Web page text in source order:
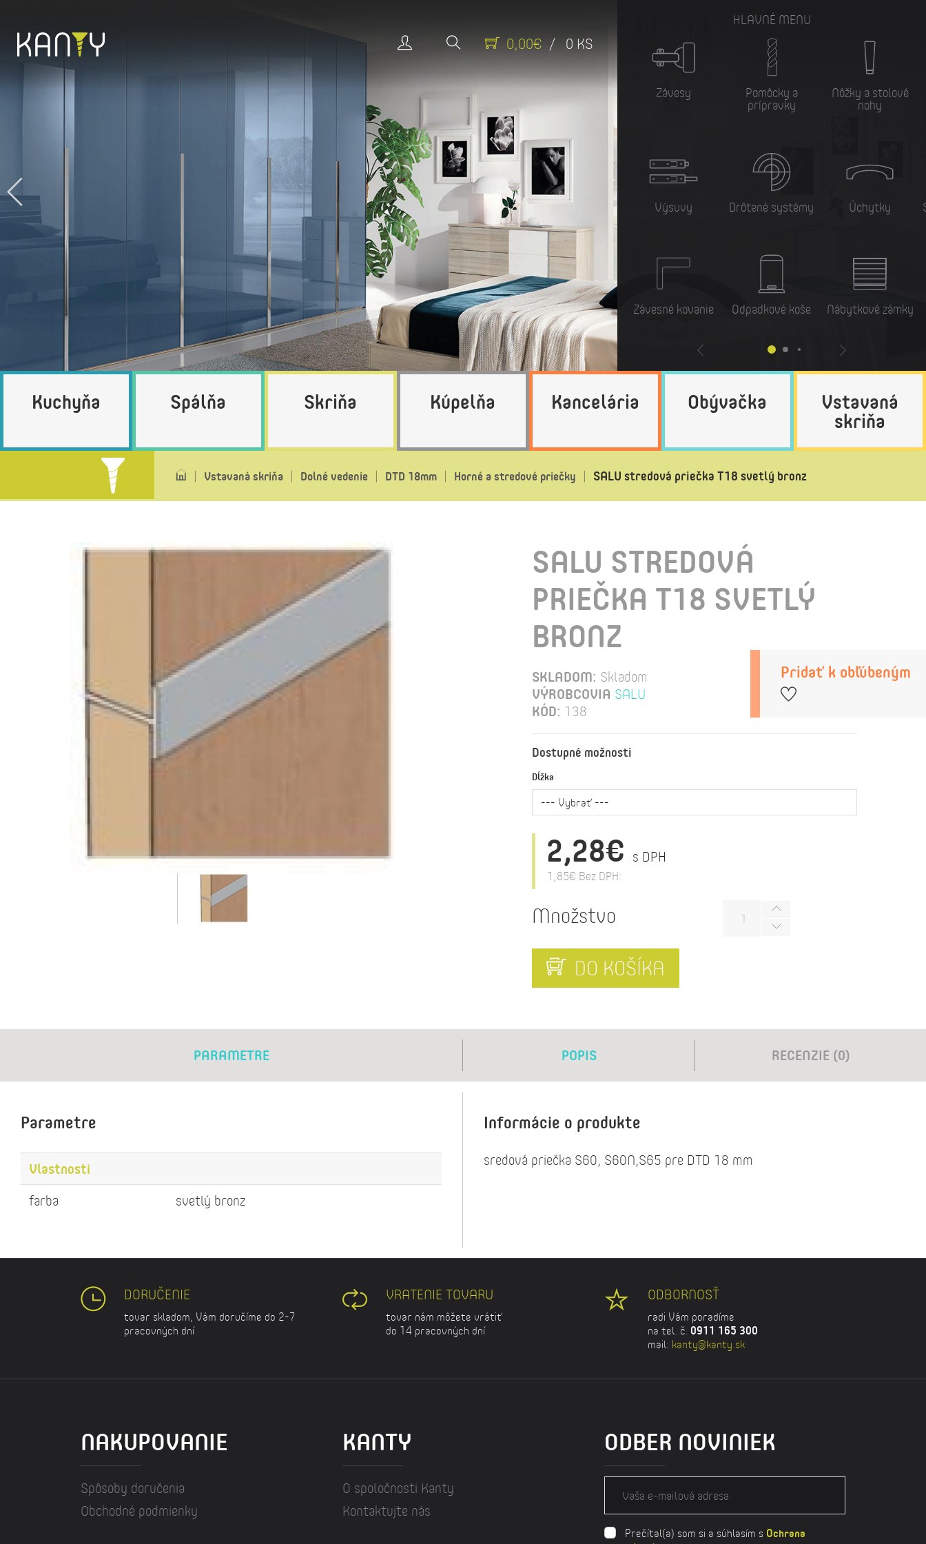
0,00€ / 0 KS
HLAVNÉ MENU
Závesy
Výsuvy
Závesné kovanie
Pomôcky a
prípravky
Drôtené systémy
Odpadkové koše
Nôžky a stolové
nohy
Úchytky
Nábytkové zámky
Kuchyňa Spálňa Skriňa Kúpelňa Kancelária Obývačka Vstavaná
skriňa
Vstavaná skriňa Dolné vedenie DTD 18mm Horné a stredové priečky SALU stredová priečka T18 svetlý bronz
SALU STREDOVÁ
PRIEČKA T18 SVETLÝ
BRONZ
SKLADOM: Skladom
VÝROBCOVIA SALU
KÓD: 138
Pridať k obľúbeným
Dostupné možnosti
Dĺžka
2,28€ s DPH
1,85€ Bez DPH:
Množstvo
DO KOŠÍKA
PARAMETRE
Parametre
Vlastnosti
farba
svetlý bronz
POPIS RECENZIE (0)
Informácie o produkte
sredová priečka S60, S60N,S65 pre DTD 18 mm
DORUČENIE
tovar skladom, Vám doručíme do 2-7
pracovných dní
VRATENIE TOVARU
tovar nám môžete vrátiť
do 14 pracovných dní
ODBORNOSŤ
radi Vám poradíme
na tel. č. 0911 165 300
mail: kanty@kanty.sk
NAKUPOVANIE
Spôsoby doručenia
Obchodné podmienky
KANTY
O spoločnosti Kanty
Kontaktujte nás
ODBER NOVINIEK
Prečítal(a) som si a súhlasím s Ochrana